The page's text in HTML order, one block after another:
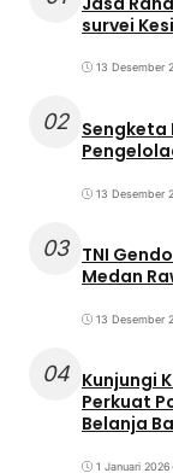
survei
13 Desember
02 Sengketa
13 Desember
03 TNI
Medan
13 Desember
04 Kunjungi
Perkuat
Belanja
1 Januari 2026